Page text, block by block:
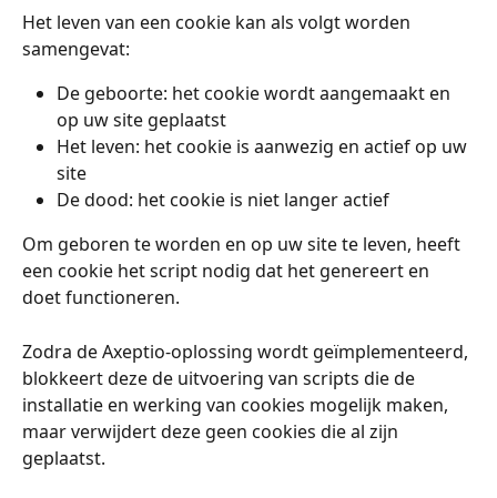
Het leven van een cookie kan als volgt worden
samengevat:
De geboorte: het cookie wordt aangemaakt en
op uw site geplaatst
Het leven: het cookie is aanwezig en actief op uw
site
De dood: het cookie is niet langer actief
Om geboren te worden en op uw site te leven, heeft
een cookie het script nodig dat het genereert en
doet functioneren.
Zodra de Axeptio-oplossing wordt geïmplementeerd,
blokkeert deze de uitvoering van scripts die de
installatie en werking van cookies mogelijk maken,
maar verwijdert deze geen cookies die al zijn
geplaatst.